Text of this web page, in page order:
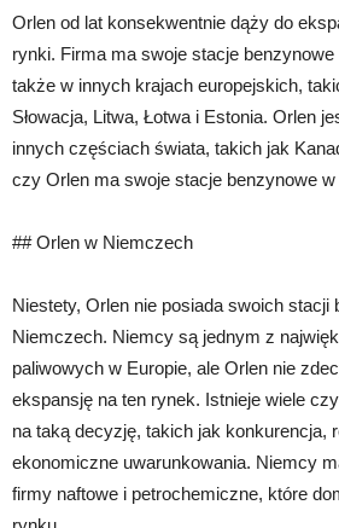
Orlen od lat konsekwentnie dąży do
rynki. Firma ma swoje stacje
także w innych krajach europejskich,
Słowacja, Litwa, Łotwa i Estonia. Orlen
innych częściach świata, takich jak
czy Orlen ma swoje stacje benzynowe
## Orlen w Niemczech
Niestety, Orlen nie posiada swoich stacji
Niemczech. Niemcy są jednym z
paliwowych w Europie, ale Orlen nie
ekspansję na ten rynek. Istnieje wiele
na taką decyzję, takich jak konkurencja,
ekonomiczne uwarunkowania. Niemcy
firmy naftowe i petrochemiczne, które